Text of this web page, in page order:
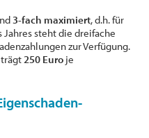
3-fach maximiert, d.h. für
steht die dreifache
zur Verfügung.
250 Euro je